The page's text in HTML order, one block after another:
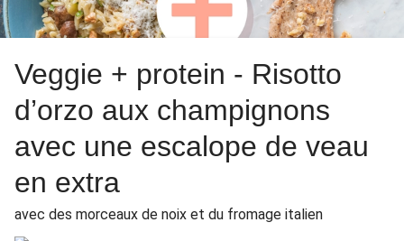
Veggie + protein - Risotto
d’orzo aux champignons
avec une escalope de veau
en extra
avec des morceaux de noix et du fromage italien